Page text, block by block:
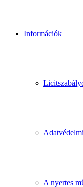
Információk
A nyertes